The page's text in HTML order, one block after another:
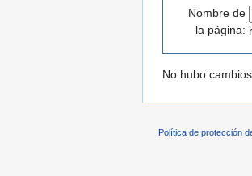
Nombre de
la página:
No hubo
Política de protección